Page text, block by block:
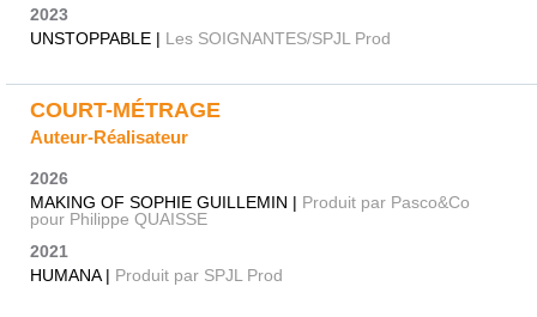
2023
UNSTOPPABLE | Les SOIGNANTES/SPJL Prod
COURT-MÉTRAGE
Auteur-Réalisateur
2026
MAKING OF SOPHIE GUILLEMIN | Produit par Pasco&Co
pour Philippe QUAISSE
2021
HUMANA | Produit par SPJL Prod